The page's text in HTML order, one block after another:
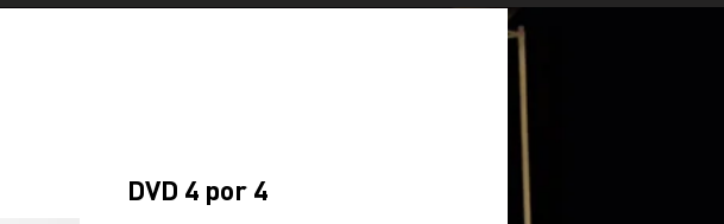
DVD 4 por 4